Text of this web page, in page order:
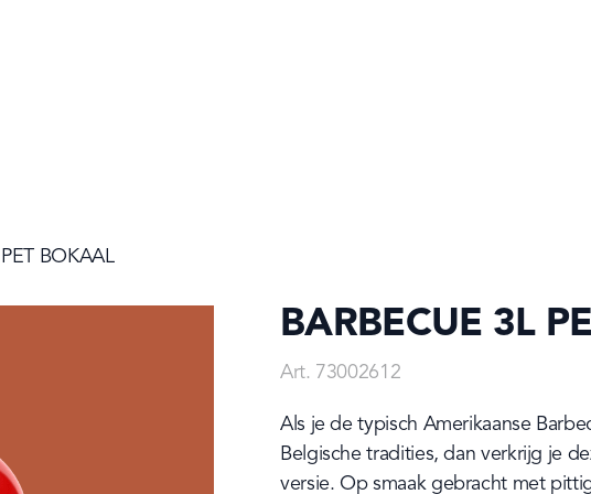
BOKAAL
BARBECUE 3L
Art. 73002612
Als je de typisch Amerikaanse
Belgische tradities, dan verkrijg je
versie. Op smaak gebracht met